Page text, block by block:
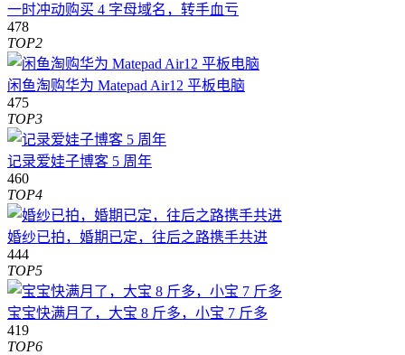
一时冲动购买 4 字母域名，转手血亏
478
TOP2
闲鱼淘购华为 Matepad Air12 平板电脑
475
TOP3
记录爱娃子博客 5 周年
460
TOP4
婚纱已拍，婚期已定，往后之路携手共进
444
TOP5
宝宝快满月了，大宝 8 斤多，小宝 7 斤多
419
TOP6